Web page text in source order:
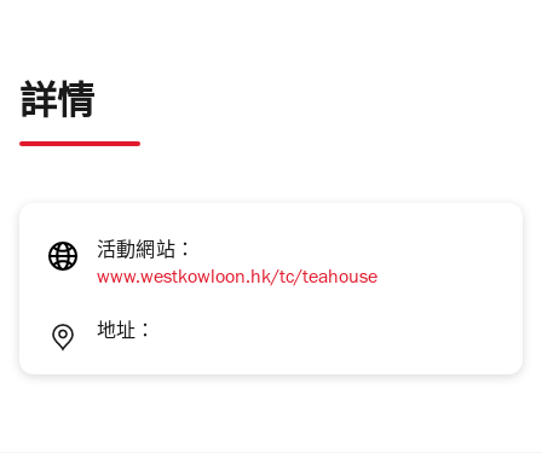
詳情
活動網站：
www.westkowloon.hk/tc/teahouse
地址：